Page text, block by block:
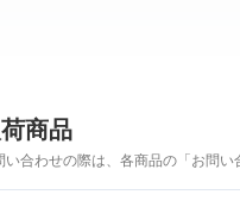
商品
い合わせの際は、各商品の「お問い